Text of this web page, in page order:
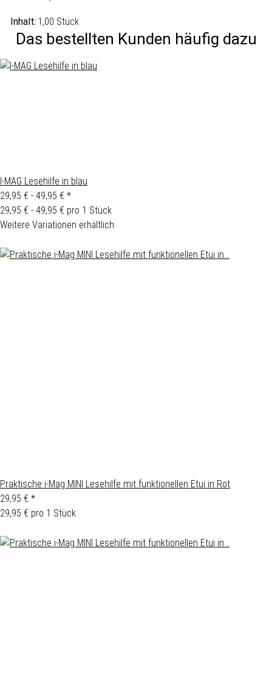
Inhalt: 1,00 Stück
Das bestellten Kunden häufig dazu
I-MAG Lesehilfe in blau
29,95 € - 49,95 € *
29,95 € - 49,95 € pro 1 Stück
Weitere Variationen erhältlich.
Praktische i-Mag MINI Lesehilfe mit funktionellen Etui in Rot
29,95 € *
29,95 € pro 1 Stück